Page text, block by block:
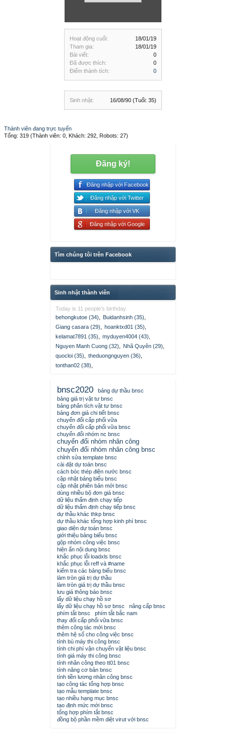
Hoạt động cuối:
18/01/19
Tham gia:
18/01/19
Bài viết:
0
Đã được thích:
0
Điểm thành tích:
0
Sinh nhật: 16/08/90 (Tuổi: 35)
Thành viên đang trực tuyến
Tổng: 319 (Thành viên: 0, Khách: 292, Robots: 27)
Đăng ký!
Đăng nhập với Facebook
Đăng nhập với Twitter
Đăng nhập với VK
Đăng nhập với Google
Tìm chúng tôi trên Facebook
Sinh nhật thành viên
Today is 11 people's birthday.
behongkutoe (34)
Buidanhsinh (35)
Giang casara (29)
hoanktxd01 (35)
kelamat7891 (35)
myduyen4004 (43)
Nguyen Manh Cuong (32)
Nhã Quyên (29)
quocloi (35)
theduongnguyen (36)
tonthan02 (38)
bnsc2020
bảng dự thầu bnsc
bảng giá trị vật tư bnsc
bảng phân tích vật tư bnsc
bảng đơn giá chi tiết bnsc
chuyển đổi cấp phối vữa
chuyển đổi cấp phối vữa bnsc
chuyển đổi nhóm nc bnsc
chuyển đổi nhóm nhân công
chuyển đổi nhóm nhân công bnsc
chỉnh sửa template bnsc
cài đặt dự toán bnsc
cách bóc thép điện nước bnsc
cập nhật bảng biểu bnsc
cập nhật phiên bản mới bnsc
dùng nhiều bộ đơn giá bnsc
dữ liệu thẩm định chạy tiếp
dữ liệu thẩm định chạy tiếp bnsc
dự thầu khác thkp bnsc
dự thầu khác tổng hợp kinh phí bnsc
giao diện dự toán bnsc
giới thiệu bảng biểu bnsc
gộp nhóm công việc bnsc
hiện ẩn nội dung bnsc
khắc phục lỗi loadxls bnsc
khắc phục lỗi reff và #name
kiểm tra các bảng biểu bnsc
làm tròn giá trị dự thầu
làm tròn giá trị dự thầu bnsc
lưu giá thông báo bnsc
lấy dữ liệu chạy hồ sơ
lấy dữ liệu chạy hồ sơ bnsc
nâng cấp bnsc
phím tắt bnsc
phím tắt bắc nam
thay đổi cấp phối vữa bnsc
thêm công tác mới bnsc
thêm hệ số cho công việc bnsc
tính bù máy thi công bnsc
tính chi phí vận chuyển vật liệu bnsc
tính giá máy thi công bnsc
tính nhân công theo tt01 bnsc
tính năng cơ bản bnsc
tính tiền lương nhân công bnsc
tạo công tác tổng hợp bnsc
tạo mẫu template bnsc
tạo nhiều hạng mục bnsc
tạo định mức mới bnsc
tổng hợp phím tắt bnsc
đồng bộ phần mềm diệt virut với bnsc